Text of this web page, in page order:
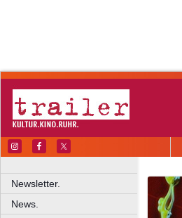
Newsletter.
News.